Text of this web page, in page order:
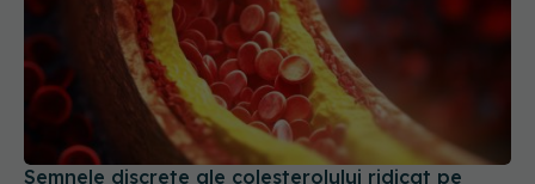
Semnele discrete ale colesterolului ridicat pe